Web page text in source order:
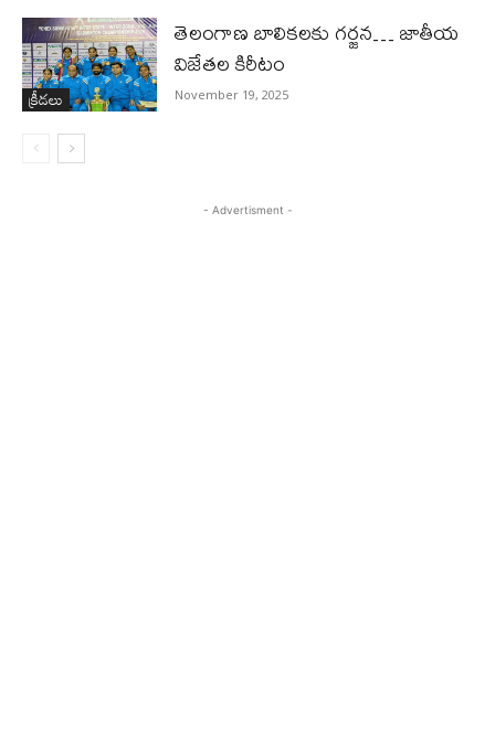
క్రీడలు
తెలంగాణ బాలికలకు గర్జన… జాతీయ
విజేతల కిరీటం
November 19, 2025
- Advertisment -